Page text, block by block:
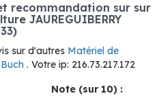
recommandation sur sur
JAUREGUIBERRY
sur d'autres Matériel de
. Votre ip: 216.73.217.172
Note (sur 10) :